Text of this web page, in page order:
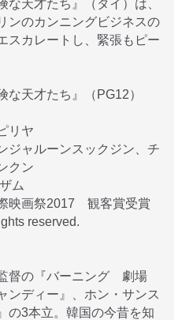
天才たち』（タイ）は、
ンのカンニングビジネスの
スカレートし、緊張もピー
天才たち』（PG12）
リヤ
ジャルーンスックジン、チ
クン
ム
映画祭2017 観客賞受賞
reserved.
督の『バーニング 劇場
ンディー』、ホン・サンス
の3本立。韓国の今昔を知